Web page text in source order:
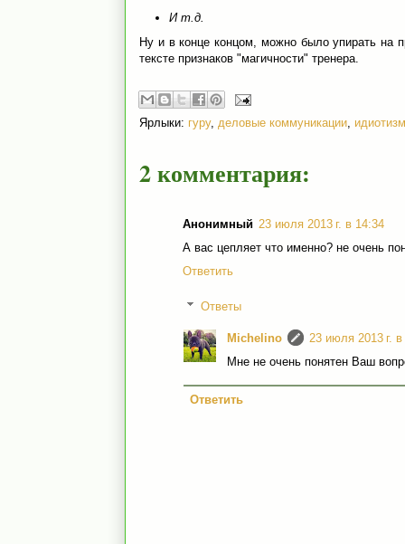
И т.д.
Ну и в конце концом, можно было упирать на
тексте признаков "магичности" тренера.
Ярлыки: гуру, деловые коммуникации, идиотизм
2 комментария:
Анонимный 23 июля 2013 г. в 14:34
А вас цепляет что именно? не очень
Ответить
Ответы
Michelino
23 июля 2013 г.
Мне не очень понятен Ваш
Ответить